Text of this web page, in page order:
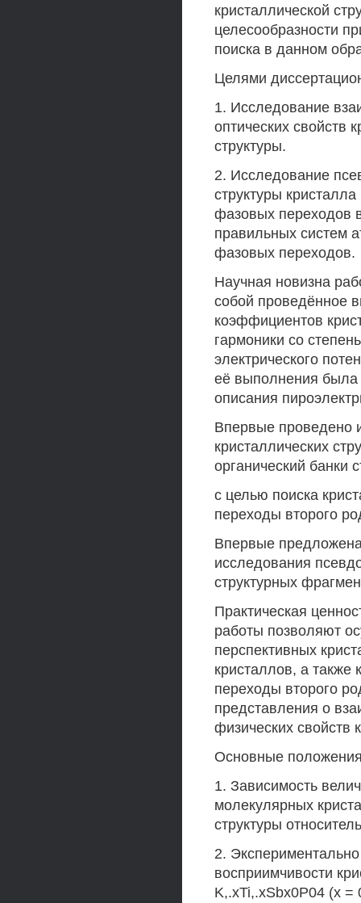
кристаллической
целесообразности
поиска в данном
Целями
1. Исследование
оптических свойств
структуры.
2. Исследование
структуры
фазовых переходов
правильных систем
фазовых переходов.
Научная новизна
собой проведённое
коэффициентов
гармоники со
электрического
её выполнения была
описания
Впервые проведено
кристаллических
органический банки
с целью поиска
переходы второго
Впервые
исследования
структурных
Практическая
работы позволяют
перспективных
кристаллов, а также
переходы второго
представления о
физических свойств
Основные
1. Зависимость
молекулярных
структуры
2.
восприимчивости
K,.xTi,.xSbx0P04 (х